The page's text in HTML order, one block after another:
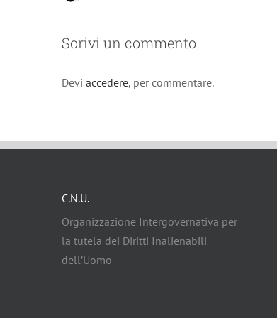
Scrivi un commento
Devi accedere, per commentare.
C.N.U.
Organizzazione Intergovernativa per
la tutela dei Diritti Inalienabili
dell’Uomo